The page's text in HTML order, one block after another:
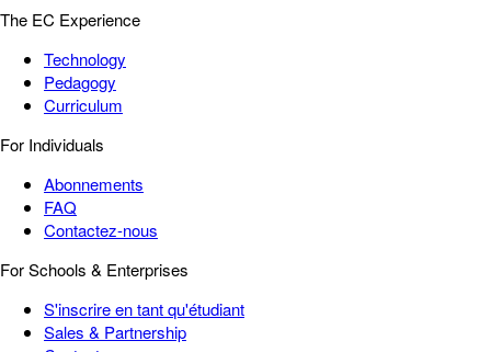
The EC Experience
Technology
Pedagogy
Curriculum
For Individuals
Abonnements
FAQ
Contactez-nous
For Schools & Enterprises
S'inscrire en tant qu'étudiant
Sales & Partnership